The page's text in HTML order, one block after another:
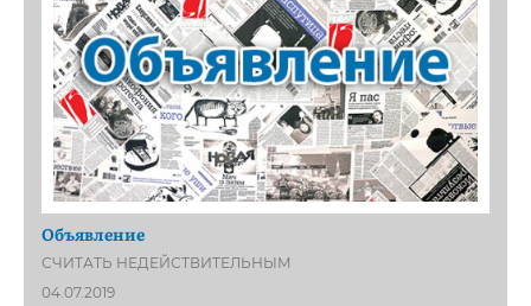
Объявление
СЧИТАТЬ НЕДЕЙСТВИТЕЛЬНЫМ
04.07.2019